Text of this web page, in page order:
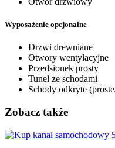
Wyposażenie opcjonalne
Drzwi drewniane
Otwory wentylacyjne
Przedsionek prosty
Tunel ze schodami
Schody odkryte
Zobacz także